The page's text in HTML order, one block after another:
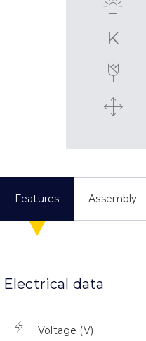
Features Assembly
Electrical data
Voltage (V)